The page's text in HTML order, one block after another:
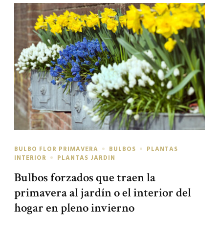
BULBO FLOR PRIMAVERA BULBOS
PLANTAS
INTERIOR
PLANTAS JARDIN
Bulbos forzados que traen la
primavera al jardín o el interior del
hogar en pleno invierno